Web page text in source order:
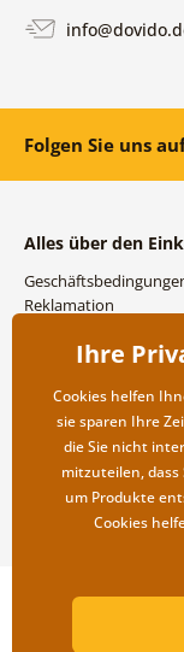
Folgen Sie uns
Alles über den
Reklamation
Versand- und
Rücksendung der
Ihre
Cookies helfen
sie sparen Ihre
die Sie nicht
mitzuteilen, dass
um Produkte
Cookies